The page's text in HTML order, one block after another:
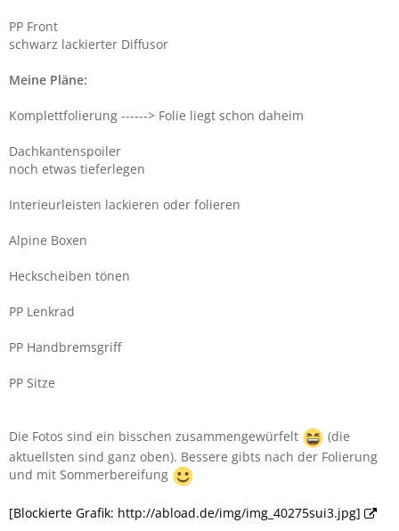
PP Front
schwarz lackierter Diffusor
Meine Pläne:
Komplettfolierung ------> Folie liegt schon daheim
Dachkantenspoiler
noch etwas tieferlegen
Interieurleisten lackieren oder folieren
Alpine Boxen
Heckscheiben tönen
PP Lenkrad
PP Handbremsgriff
PP Sitze
Die Fotos sind ein bisschen zusammengewürfelt
(die
aktuellsten sind ganz oben). Bessere gibts nach der Folierung
und mit Sommerbereifung
[Blockierte Grafik: http://abload.de/img/img_40275sui3.jpg]